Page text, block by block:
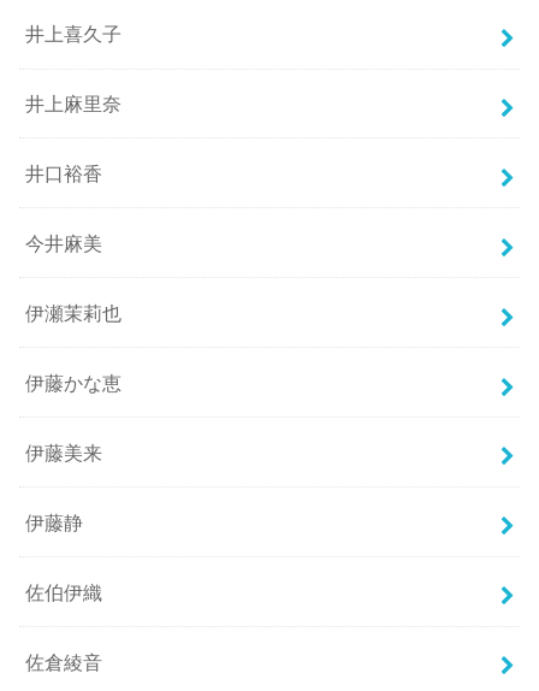
井上喜久子
井上麻里奈
井口裕香
今井麻美
伊瀬茉莉也
伊藤かな恵
伊藤美来
伊藤静
佐伯伊織
佐倉綾音